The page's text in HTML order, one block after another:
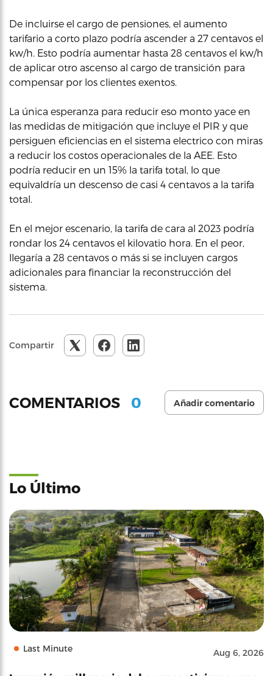
De incluirse el cargo de pensiones, el aumento
tarifario a corto plazo podría ascender a 27 centavos el
kw/h. Esto podría aumentar hasta 28 centavos el kw/h
de aplicar otro ascenso al cargo de transición para
compensar por los clientes exentos.
La única esperanza para reducir eso monto yace en
las medidas de mitigación que incluye el PIR y que
persiguen eficiencias en el sistema electrico con miras
a reducir los costos operacionales de la AEE. Esto
podría reducir en un 15% la tarifa total, lo que
equivaldría un descenso de casi 4 centavos a la tarifa
total.
En el mejor escenario, la tarifa de cara al 2023 podría
rondar los 24 centavos el kilovatio hora. En el peor,
llegaría a 28 centavos o más si se incluyen cargos
adicionales para financiar la reconstrucción del
sistema.
Compartir
COMENTARIOS 0 Añadir comentario
Lo Último
Last Minute Aug 6, 2026